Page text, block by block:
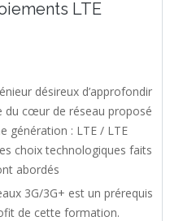
LTE
désireux d’approfondir
du cœur de réseau proposé
génération : LTE / LTE
choix technologiques faits
abordés
3G/3G+ est un prérequis
de cette formation.